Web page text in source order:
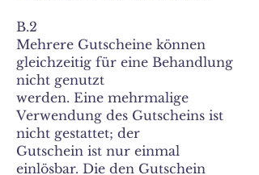
B.2
Mehrere Gutscheine können
gleichzeitig für eine Behandlung
nicht genutzt
werden. Eine mehrmalige
Verwendung des Gutscheins ist
nicht gestattet; der
Gutschein ist nur einmal
einlösbar. Die den Gutschein